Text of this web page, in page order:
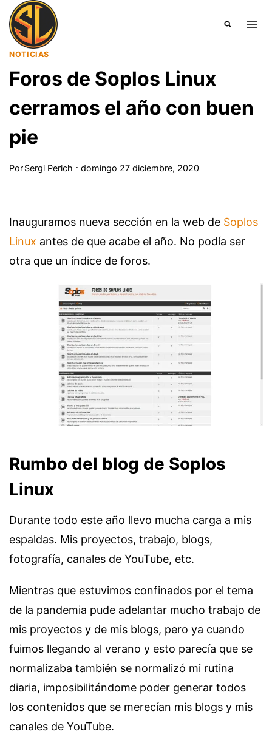
Saltar
contenido
NOTICIAS
Foros de Soplos Linux
cerramos el año con buen
pie
PorSergi Perich domingo 27 diciembre, 2020
Inauguramos nueva sección en la web de Soplos
Linux antes de que acabe el año. No podía ser
otra que un índice de foros.
Rumbo del blog de Soplos
Linux
Durante todo este año llevo mucha carga a mis
espaldas. Mis proyectos, trabajo, blogs,
fotografía, canales de YouTube, etc.
Mientras que estuvimos confinados por el tema
de la pandemia pude adelantar mucho trabajo de
mis proyectos y de mis blogs, pero ya cuando
fuimos llegando al verano y esto parecía que se
normalizaba también se normalizó mi rutina
diaria, imposibilitándome poder generar todos
los contenidos que se merecían mis blogs y mis
canales de YouTube.